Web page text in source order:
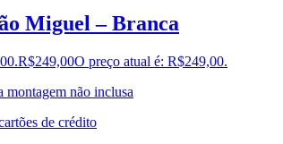
Miguel – Branca
R$249,00O preço atual é: R$249,00.
não inclusa
de crédito